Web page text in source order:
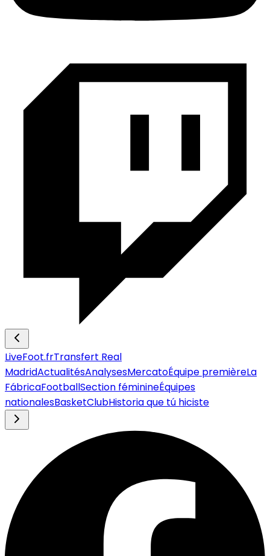
LiveFoot.frTransfert Real
MadridActualitésAnalysesMercatoÉquipe premièreLa
FábricaFootballSection féminineÉquipes
nationalesBasketClubHistoria que tú hiciste